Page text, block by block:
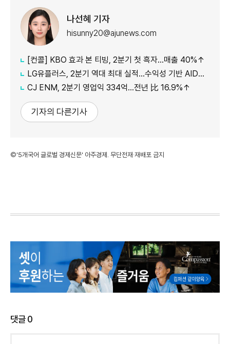
나선혜 기자
hisunny20@ajunews.com
[컨콜] KBO 효과 본 티빙, 2분기 첫 흑자…매출 40%↑
LG유플러스, 2분기 역대 최대 실적…수익성 기반 AIDC 투자 확대(종합)
CJ ENM, 2분기 영업익 334억…전년 比 16.9%↑
기자의 다른기사
©'5개국어 글로벌 경제신문' 아주경제. 무단전재·재배포 금지
댓글0